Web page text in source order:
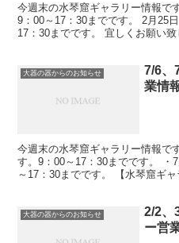
今週末の水琴窟ギャラリー情報で
9：00～17：30までです。 2月25
17：30までです。 宜しくお願い
大器の器からのお知らせ
7/6、
業情
今週末の水琴窟ギャラリー情報で
す。9：00～17：30までです。 ・
～17：30までです。 【水琴窟ギ
大器の器からのお知らせ
2/2、
ー営